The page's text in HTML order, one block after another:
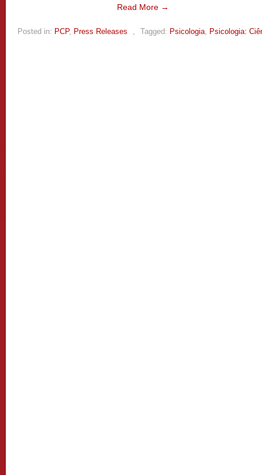
Read More →
Posted in: PCP, Press Releases , Tagged: Psicologia, Psicologia: